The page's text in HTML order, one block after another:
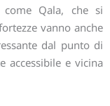
come Qala, che si
vanno anche
dal punto di
accessibile e vicina